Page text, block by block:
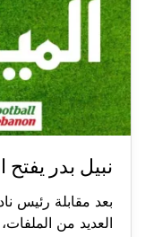
نبيل بدر يفتح
بعد مقابلة رئيس
العديد من الملفات،